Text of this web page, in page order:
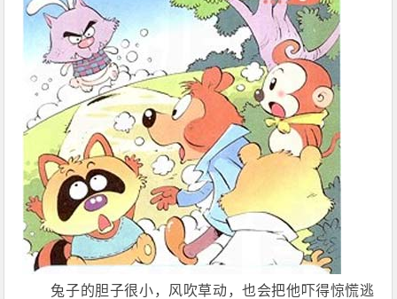
兔子的胆子很小，风吹草动，也会把他吓得惊慌逃